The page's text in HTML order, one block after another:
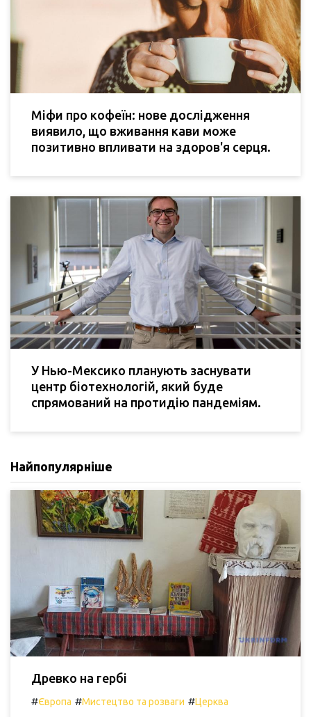
Міфи про кофеїн: нове дослідження
виявило, що вживання кави може
позитивно впливати на здоров'я серця.
У Нью-Мексико планують заснувати
центр біотехнологій, який буде
спрямований на протидію пандеміям.
Найпопулярніше
Древко на гербі
#Європа #Мистецтво та розваги #Церква